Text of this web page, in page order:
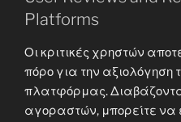
Platforms
Οι κριτικές χρηστών
πόρο για την αξιολόγηση
πλατφόρμας.
αγοραστών, μπορείτε να